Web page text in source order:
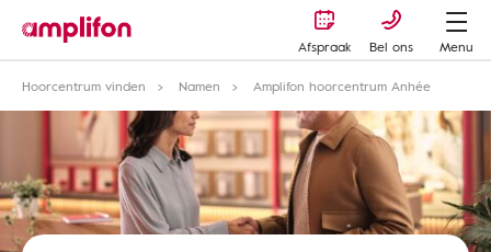
Afspraak Bel ons
Menu
Hoorcentrum vinden
Namen Amplifon hoorcentrum Anhée